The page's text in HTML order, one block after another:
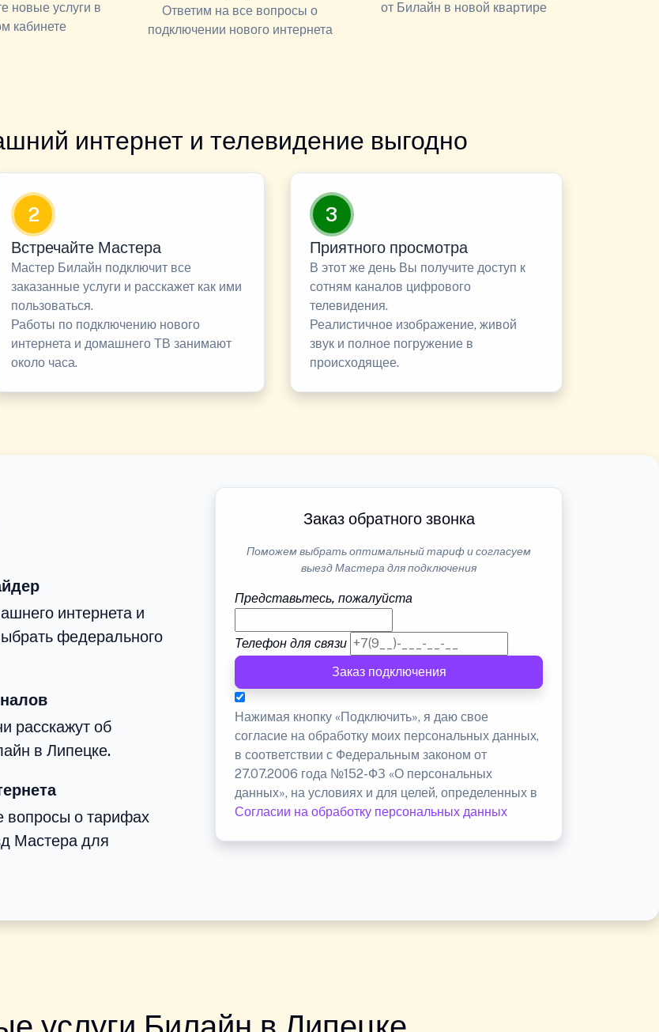
новые услуги в
кабинете
Ответим на все вопросы о
подключении нового интернета
от Билайн в новой квартире
интернет и телевидение выгодно
2
Встречайте Мастера
Мастер Билайн подключит все
заказанные услуги и расскажет как ими
пользоваться.
Работы по подключению нового
интернета и домашнего ТВ занимают
около часа.
3
Приятного просмотра
В этот же день Вы получите доступ к
сотням каналов цифрового
телевидения.
Реалистичное изображение, живой
звук и полное погружение в
происходящее.
интернета и
федерального
расскажут об
в Липецке.
вопросы о тарифах
Мастера для
Заказ обратного звонка
Поможем выбрать оптимальный тариф и согласуем
выезд Мастера для подключения
Представьтесь, пожалуйста
Телефон для связи
Заказ подключения
Нажимая кнопку «Подключить», я даю свое
согласие на обработку моих персональных данных,
в соответствии с Федеральным законом от
27.07.2006 года №152-ФЗ «О персональных
данных», на условиях и для целей, определенных в
Согласии на обработку персональных данных